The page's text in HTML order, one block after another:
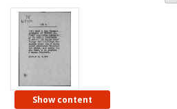
Show content